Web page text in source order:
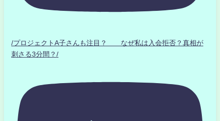
/プロジェクトA子さんも注目？ なぜ私は入会拒否？真相が
刺さる3分間？/